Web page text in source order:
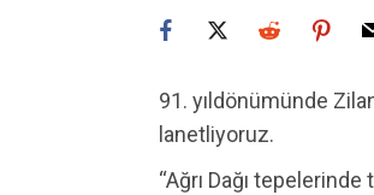
91. yıldönümünde
lanetliyoruz.
“Ağrı Dağı